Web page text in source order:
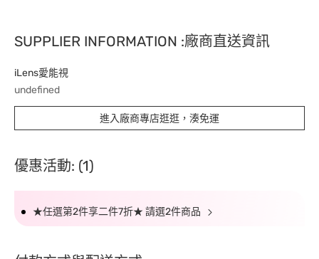
SUPPLIER INFORMATION :廠商直送資訊
iLens愛能視
undefined
進入廠商專店逛逛，湊免運
優惠活動: (1)
★任選第2件享二件7折★ 請選2件商品